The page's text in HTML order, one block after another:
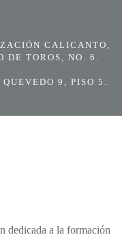
CALICANTO,
DE TOROS, NO. 6.
9, PISO 5.
dedicada a la formación